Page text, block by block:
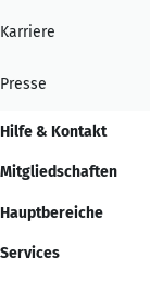
Karriere
Presse
Hilfe & Kontakt
Mitgliedschaften
Hauptbereiche
Services